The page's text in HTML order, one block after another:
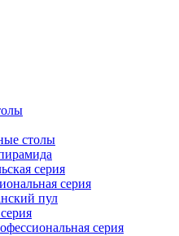
столы
серия
серия
пул
серия